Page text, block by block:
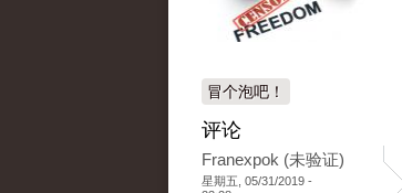
冒个泡吧！
评论
Franexpok (未验证)
星期五, 05/31/2019 -